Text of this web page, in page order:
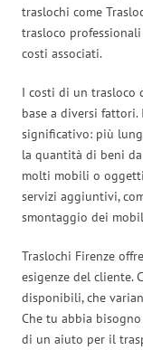
traslochi come
trasloco
costi associati.
I costi di un trasloco
base a diversi
significativo: più
la quantità di beni
molti mobili o
servizi aggiuntivi,
smontaggio dei
Traslochi Firenze
esigenze del cliente.
disponibili, che
Che tu abbia
di un aiuto per il